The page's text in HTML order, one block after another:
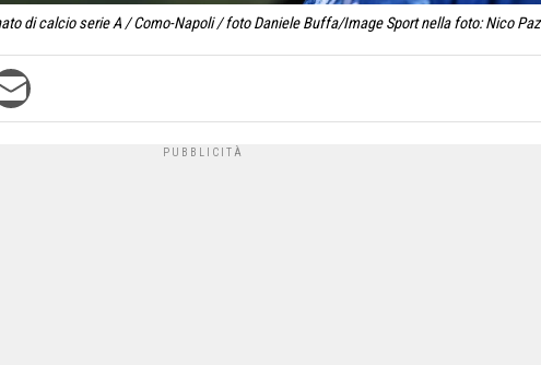
di calcio serie A / Como-Napoli / foto Daniele Buffa/Image Sport nella foto: Nico Paz